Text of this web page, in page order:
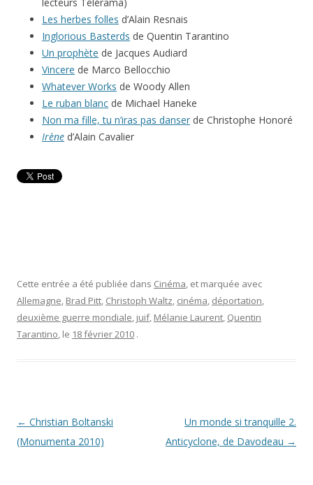
Les herbes folles d’Alain Resnais
Inglorious Basterds de Quentin Tarantino
Un prophète de Jacques Audiard
Vincere de Marco Bellocchio
Whatever Works de Woody Allen
Le ruban blanc de Michael Haneke
Non ma fille, tu n’iras pas danser de Christophe Honoré
Irène d’Alain Cavalier
Cette entrée a été publiée dans Cinéma, et marquée avec
Allemagne, Brad Pitt, Christoph Waltz, cinéma, déportation,
deuxième guerre mondiale, juif, Mélanie Laurent, Quentin
Tarantino, le 18 février 2010 .
Navigation
des
← Christian Boltanski
(Monumenta 2010)
Un monde si tranquille 2.
Anticyclone, de Davodeau →